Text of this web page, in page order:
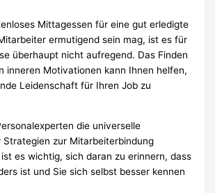
Mittagessen für eine gut erledigte
ermutigend sein mag, ist es für
überhaupt nicht aufregend. Das Finden
inneren Motivationen kann Ihnen helfen,
Leidenschaft für Ihren Job zu
die universelle
Strategien zur Mitarbeiterbindung
es wichtig, sich daran zu erinnern, dass
ist und Sie sich selbst besser kennen